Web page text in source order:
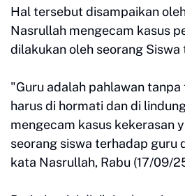
Hal tersebut disampaikan
Nasrullah mengecam kasus
dilakukan oleh seorang Siswa
"Guru adalah pahlawan
harus di hormati dan di
mengecam kasus kekerasan
seorang siswa terhadap guru
kata Nasrullah, Rabu (17/09/